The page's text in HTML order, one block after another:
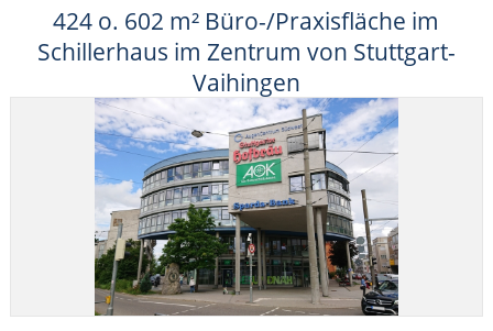
424 o. 602 m² Büro-/Praxisfläche im
Schillerhaus im Zentrum von Stuttgart-
Vaihingen